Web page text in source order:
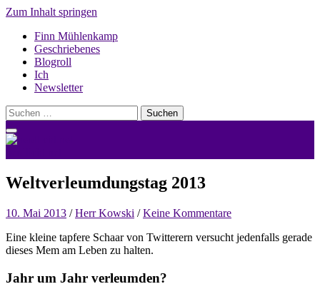
Zum Inhalt springen
Finn Mühlenkamp
Geschriebenes
Blogroll
Ich
Newsletter
Suchen
nach:
Weltverleumdungstag 2013
10. Mai 2013 /Herr Kowski /Keine Kommentare
Eine kleine tapfere Schaar von Twitterern versucht jedenfalls gerade
dieses Mem am Leben zu halten.
Jahr um Jahr verleumden?